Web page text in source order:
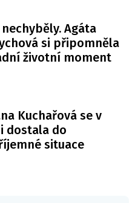
Agáta
si připomněla
životní moment
Kuchařová se v
dostala do
situace